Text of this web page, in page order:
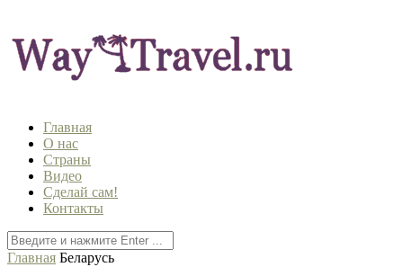
Главная
О нас
Страны
Видео
Сделай сам!
Контакты
Главная Беларусь